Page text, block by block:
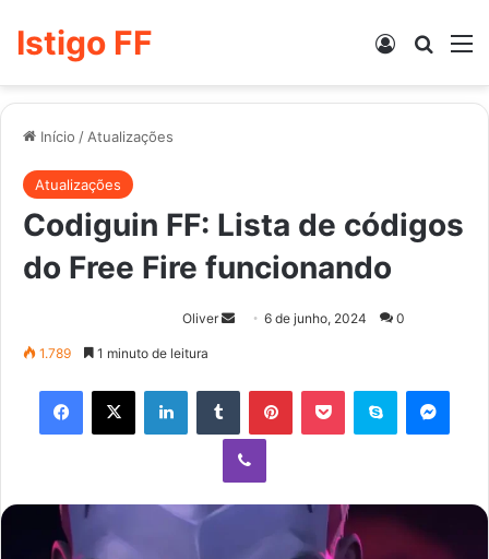
Istigo FF Entrar
Início / Atualizações
Atualizações
Codiguin FF: Lista de códigos
do Free Fire funcionando
Oliver
Mande
mail
6 de junho, 2024 0
1.789 1 minuto de leitura
Facebook
X LinkedinTumblr PinterestPocket Skype
Viber